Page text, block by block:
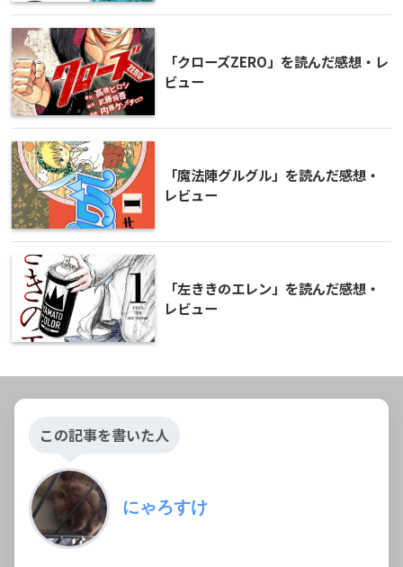
「クローズZERO」を読んだ感想・レ
ビュー
「魔法陣グルグル」を読んだ感想・
レビュー
「左ききのエレン」を読んだ感想・
レビュー
この記事を書いた人
にゃろすけ